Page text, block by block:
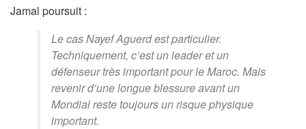
Jamal poursuit :
Le cas Nayef Aguerd est particulier.
Techniquement, c’est un leader et un
défenseur très important pour le Maroc. Mais
revenir d’une longue blessure avant un
Mondial reste toujours un risque physique
important.